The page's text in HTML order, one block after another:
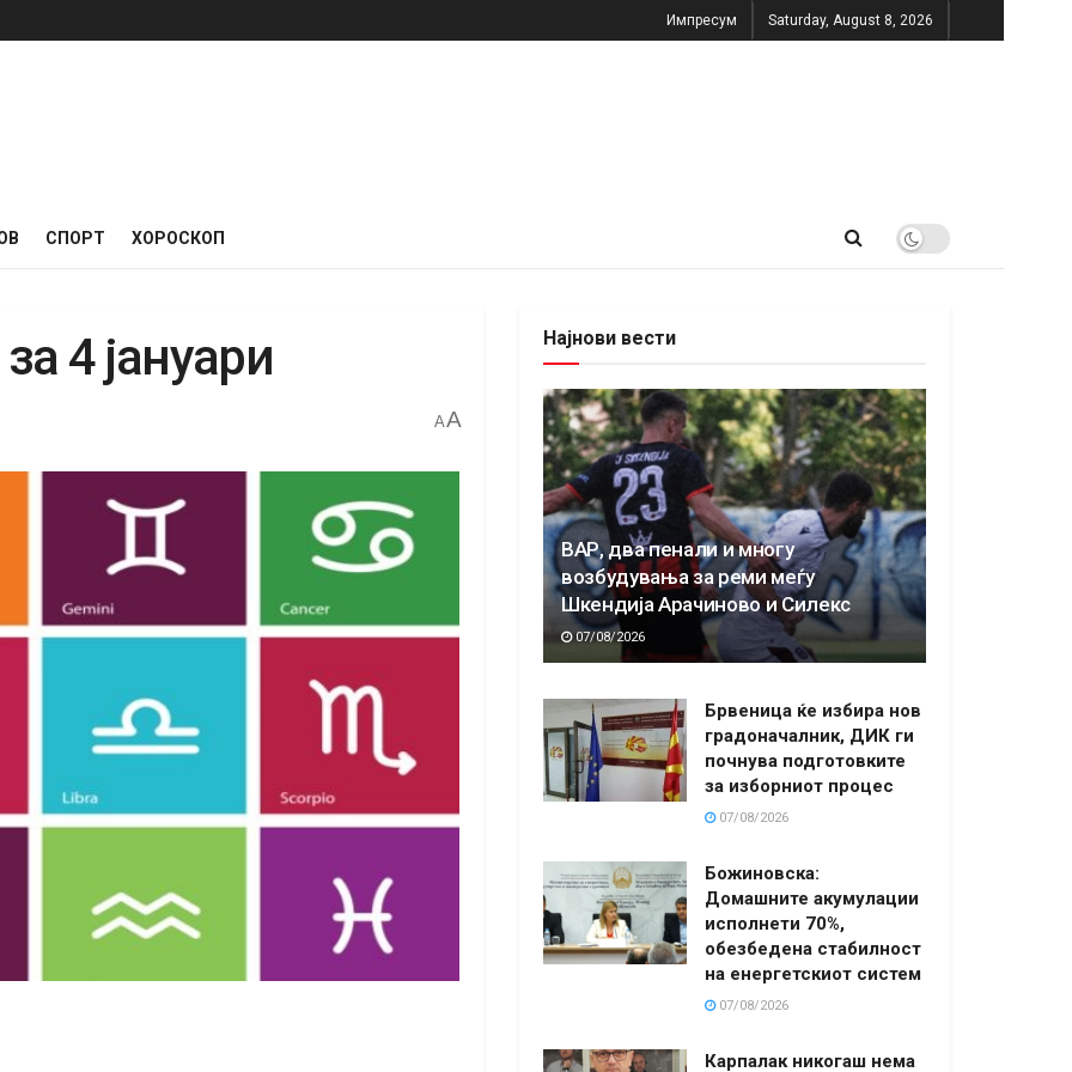
Импресум Saturday, August 8, 2026
СПОРТ ХОРОСКОП
4 јануари
AA
Најнови вести
ВАР, два пенали и многу
возбудувања за реми меѓу
Шкендија Арачиново и Силекс
07/08/2026
Брвеница ќе избира нов
градоначалник, ДИК ги
почнува подготовките
за изборниот процес
07/08/2026
Божиновска:
Домашните акумулации
исполнети 70%,
обезбедена стабилност
на енергетскиот систем
07/08/2026
Карпалак никогаш нема